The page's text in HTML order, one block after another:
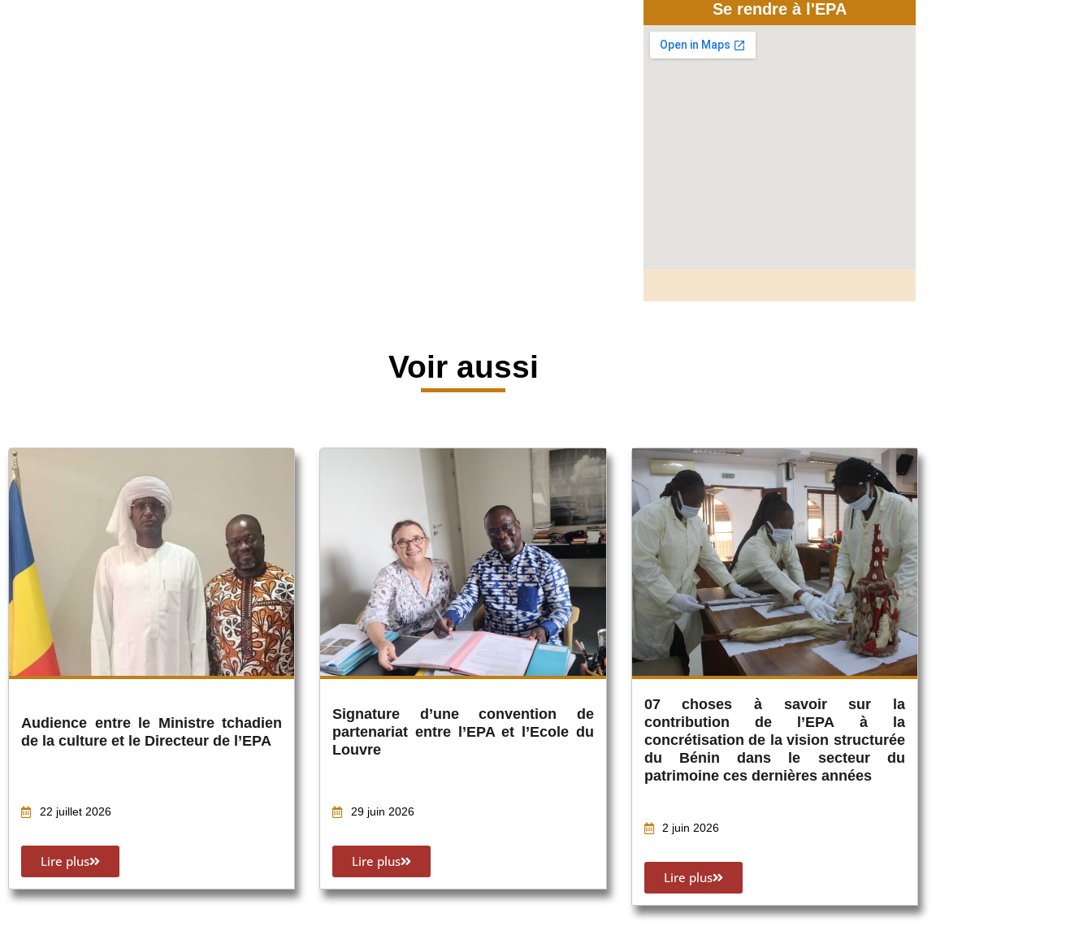
Se rendre à l'EPA
Voir aussi
Audience entre le Ministre tchadien
de la culture et le Directeur de l’EPA
22 juillet 2026
Lire plus
Signature d’une convention de
partenariat entre l’EPA et l’Ecole du
Louvre
29 juin 2026
Lire plus
07 choses à savoir sur la
contribution de l’EPA à la
concrétisation de la vision structurée
du Bénin dans le secteur du
patrimoine ces dernières années
2 juin 2026
Lire plus